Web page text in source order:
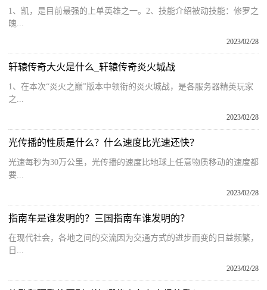
1、凯，是目前最强的上单英雄之一。2、技能介绍被动技能：修罗之
魄...
2023/02/28
轩辕传奇大火是什么_轩辕传奇炎火城战
1、在本次“炎火之巅”版本中领衔的炎火城战，是各服务器精英玩家
之...
2023/02/28
光传播的性质是什么？什么速度比光速还快？
光速每秒为30万公里，光传播的速度比地球上任意物质移动的速度都
要...
2023/02/28
指南车是谁发明的？三国指南车谁发明的？
在现代社会，各地之间的交流因为交通方式的进步而变的日益频繁，
日...
2023/02/28